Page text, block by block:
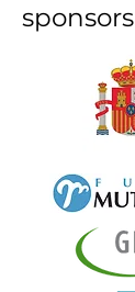
sponsors